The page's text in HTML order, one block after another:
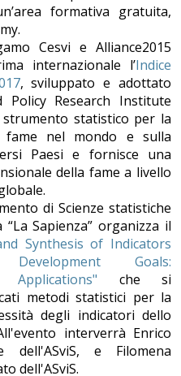
formativa gratuita,
Cesvi e Alliance2015
internazionale l’Indice
, sviluppato e adottato
Policy Research Institute
statistico per la
nel mondo e sulla
Paesi e fornisce una
della fame a livello
di Scienze statistiche
“La Sapienza” organizza il
Synthesis of Indicators
Goals:
che si
metodi statistici per la
degli indicatori dello
interverrà Enrico
dell'ASviS, e Filomena
dell'ASviS.